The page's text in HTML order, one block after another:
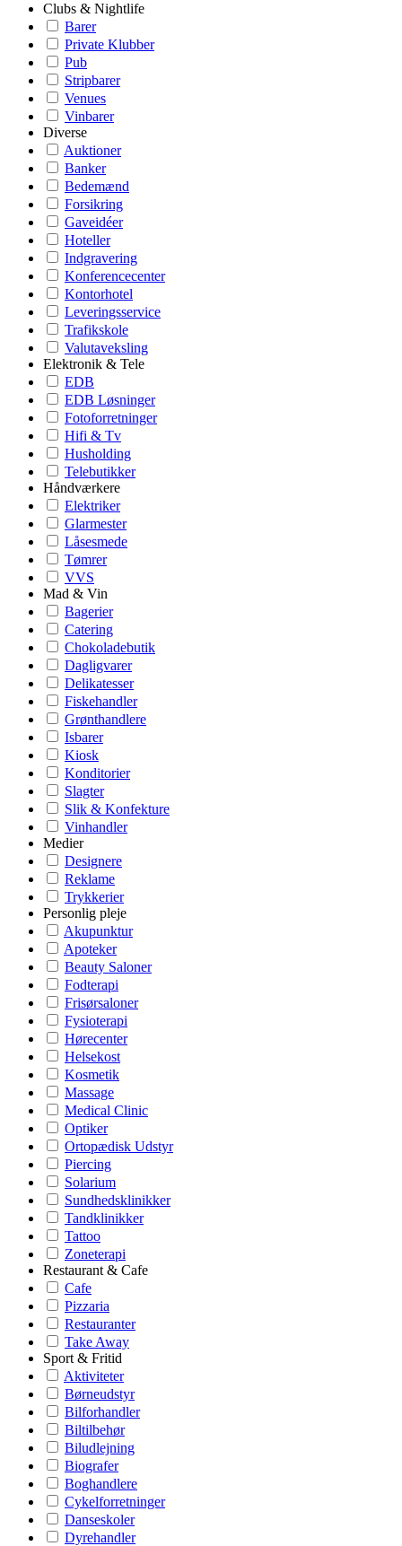
Clubs & Nightlife
Barer
Private Klubber
Pub
Stripbarer
Venues
Vinbarer
Diverse
Auktioner
Banker
Bedemænd
Forsikring
Gaveidéer
Hoteller
Indgravering
Konferencecenter
Kontorhotel
Leveringsservice
Trafikskole
Valutaveksling
Elektronik & Tele
EDB
EDB Løsninger
Fotoforretninger
Hifi & Tv
Husholding
Telebutikker
Håndværkere
Elektriker
Glarmester
Låsesmede
Tømrer
VVS
Mad & Vin
Bagerier
Catering
Chokoladebutik
Dagligvarer
Delikatesser
Fiskehandler
Grønthandlere
Isbarer
Kiosk
Konditorier
Slagter
Slik & Konfekture
Vinhandler
Medier
Designere
Reklame
Trykkerier
Personlig pleje
Akupunktur
Apoteker
Beauty Saloner
Fodterapi
Frisørsaloner
Fysioterapi
Hørecenter
Helsekost
Kosmetik
Massage
Medical Clinic
Optiker
Ortopædisk Udstyr
Piercing
Solarium
Sundhedsklinikker
Tandklinikker
Tattoo
Zoneterapi
Restaurant & Cafe
Cafe
Pizzaria
Restauranter
Take Away
Sport & Fritid
Aktiviteter
Børneudstyr
Bilforhandler
Biltilbehør
Biludlejning
Biografer
Boghandlere
Cykelforretninger
Danseskoler
Dyrehandler